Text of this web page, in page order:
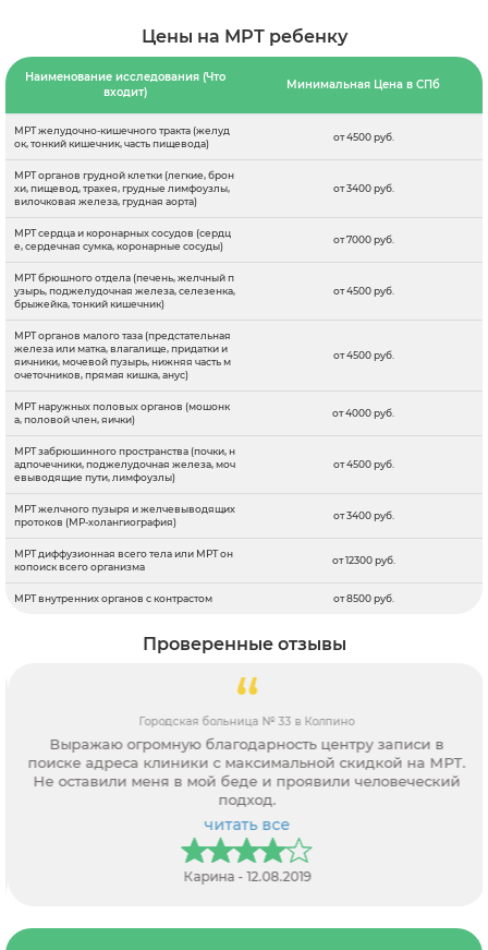
Цены на МРТ ребенку
Наименование исследования (Что
входит)
Минимальная Цена в СПб
МРТ желудочно-кишечного тракта (желуд
ок, тонкий кишечник, часть пищевода)
от 4500 руб.
МРТ органов грудной клетки (легкие, брон
хи, пищевод, трахея, грудные лимфоузлы,
вилочковая железа, грудная аорта)
от 3400 руб.
МРТ сердца и коронарных сосудов (сердц
е, сердечная сумка, коронарные сосуды)
от 7000 руб.
МРТ брюшного отдела (печень, желчный п
узырь, поджелудочная железа, селезенка,
брыжейка, тонкий кишечник)
от 4500 руб.
МРТ органов малого таза (предстательная
железа или матка, влагалище, придатки и
яичники, мочевой пузырь, нижняя часть м
очеточников, прямая кишка, анус)
от 4500 руб.
МРТ наружных половых органов (мошонк
а, половой член, яички)
от 4000 руб.
МРТ забрюшинного пространства (почки, н
адпочечники, поджелудочная железа, моч
евыводящие пути, лимфоузлы)
от 4500 руб.
МРТ желчного пузыря и желчевыводящих
протоков (МР-холангиография)
от 3400 руб.
МРТ диффузионная всего тела или МРТ он
копоиск всего организма
от 12300 руб.
МРТ внутренних органов с контрастом от 8500 руб.
Проверенные отзывы
Городская больница № 33 в Колпино
Выражаю огромную благодарность центру записи в
поиске адреса клиники с максимальной скидкой на МРТ.
Не оставили меня в мой беде и проявили человеческий
подход.
читать все
Карина - 12.08.2019